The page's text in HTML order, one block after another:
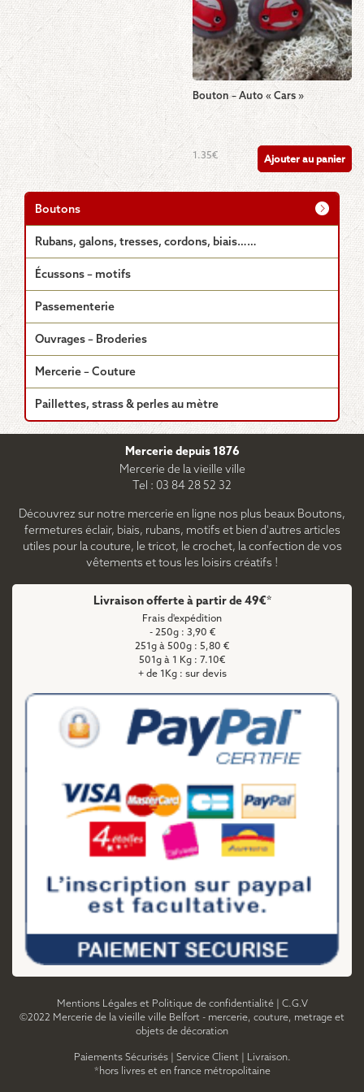
être
choisies
sur
la
page
du
produit
Bouton – Auto « Cars »
1.35€ Ajouter au panier
Boutons
Rubans, galons, tresses, cordons, biais……
Écussons – motifs
Passementerie
Ouvrages – Broderies
Mercerie – Couture
Paillettes, strass & perles au mètre
Mercerie depuis 1876
Mercerie de la vieille ville
Tel : 03 84 28 52 32
Découvrez sur notre mercerie en ligne nos plus beaux Boutons,
fermetures éclair, biais, rubans, motifs et bien d'autres articles
utiles pour la couture, le tricot, le crochet, la confection de vos
vêtements et tous les loisirs créatifs !
Livraison offerte à partir de 49€*
Frais d'expédition
- 250g : 3,90 €
251g à 500g : 5,80 €
501g à 1 Kg : 7.10€
+ de 1Kg : sur devis
Mentions Légales et Politique de confidentialité| C.G.V
©2022 Mercerie de la vieille ville Belfort - mercerie, couture, metrage et
objets de décoration
Paiements Sécurisés| Service Client | Livraison.
*hors livres et en france métropolitaine